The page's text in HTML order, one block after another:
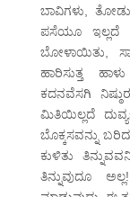
ಬಾವಿಗಳು,
ಪಸೆಯೂ ಇಲ್ಲದೆ
ಬೋಳಾಯಿತು,
ಹಾರಿಸುತ್ತ
ಕದನವೆಸಗಿ
ಮಿತಿಯಿಲ್ಲದೆ
ಬೊಕ್ಕಸವನ್ನು
ಕುಳಿತು
ತಿನ್ನುವುದೂ